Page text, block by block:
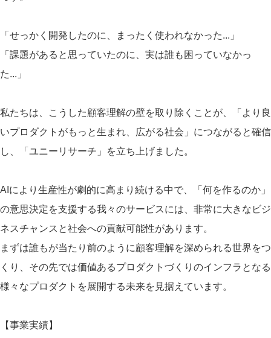
「せっかく開発したのに、まったく使われなかった...」
「課題があると思っていたのに、実は誰も困っていなかっ
た...」
私たちは、こうした顧客理解の壁を取り除くことが、「より良
いプロダクトがもっと生まれ、広がる社会」につながると確信
し、「ユニーリサーチ」を立ち上げました。
AIにより生産性が劇的に高まり続ける中で、「何を作るのか」
の意思決定を支援する我々のサービスには、非常に大きなビジ
ネスチャンスと社会への貢献可能性があります。
まずは誰もが当たり前のように顧客理解を深められる世界をつ
くり、その先では価値あるプロダクトづくりのインフラとなる
様々なプロダクトを展開する未来を見据えています。
【事業実績】